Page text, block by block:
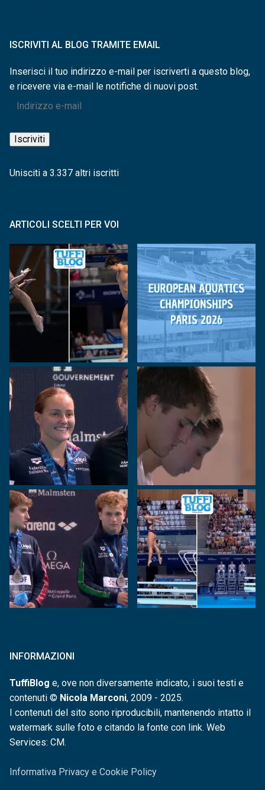
ISCRIVITI AL BLOG TRAMITE EMAIL
Inserisci il tuo indirizzo e-mail per iscriverti a questo blog,
e ricevere via e-mail le notifiche di nuovi post.
Indirizzo
mail
Iscriviti
Unisciti a 3.337 altri iscritti
ARTICOLI SCELTI PER VOI
INFORMAZIONI
TuffiBlog e, ove non diversamente indicato, i suoi testi e
contenuti © Nicola Marconi, 2009 - 2025.
I contenuti del sito sono riproducibili, mantenendo intatto il
watermark sulle foto e citando la fonte con link. Web
Services: CM.
Informativa Privacy e Cookie Policy